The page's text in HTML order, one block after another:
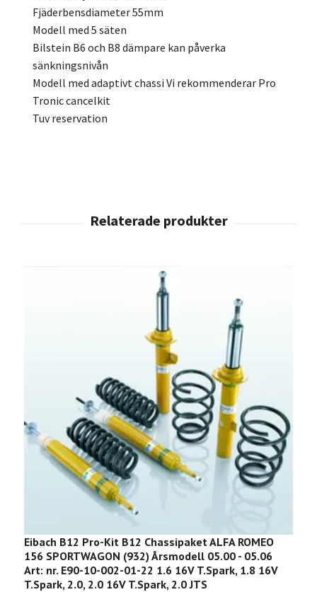
Fjäderbensdiameter 55mm
Modell med 5 säten
Bilstein B6 och B8 dämpare kan påverka
sänkningsnivån
Modell med adaptivt chassi Vi rekommenderar Pro
Tronic cancelkit
Tuv reservation
Eibach B12 Pro-Kit B12 Chassipaket ALFA ROMEO
156 SPORTWAGON (932) Årsmodell 05.00 - 05.06
Art: nr. E90-10-002-01-22 1.6 16V T.Spark, 1.8 16V
T.Spark, 2.0, 2.0 16V T.Spark, 2.0 JTS